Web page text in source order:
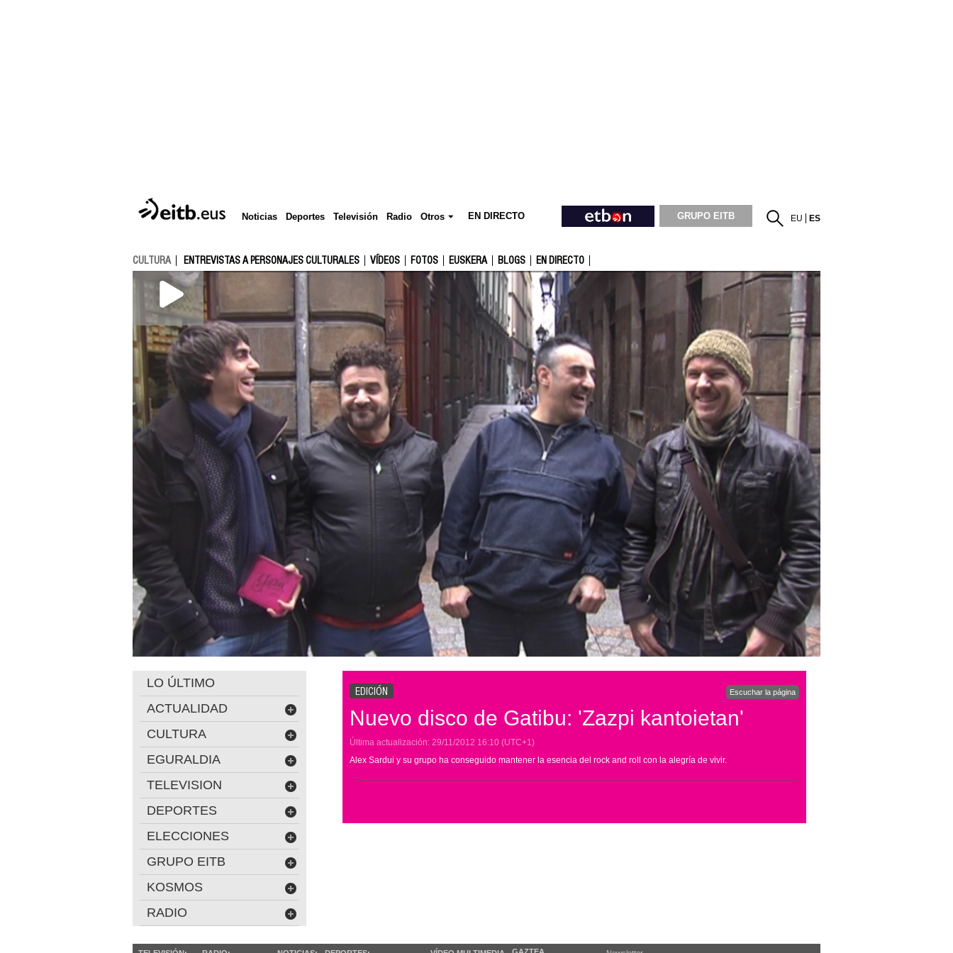
Noticias Deportes Televisión Radio Otros EN DIRECTO GRUPO EITB EU ES
CULTURA ENTREVISTAS A PERSONAJES CULTURALES VÍDEOS FOTOS EUSKERA BLOGS EN DIRECTO
EDICIÓN Escuchar la página
Nuevo disco de Gatibu: 'Zazpi kantoietan'
Última actualización: 29/11/2012 16:10 (UTC+1)
Alex Sardui y su grupo ha conseguido mantener la esencia del rock and roll con la alegría de vivir.
LO ÚLTIMO
ACTUALIDAD
CULTURA
EGURALDIA
TELEVISION
DEPORTES
ELECCIONES
GRUPO EITB
KOSMOS
RADIO